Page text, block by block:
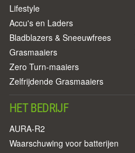
Lifestyle
Accu's en Laders
Bladblazers & Sneeuwfrees
Grasmaaiers
Zero Turn-maaiers
Zelfrijdende Grasmaaiers
HET BEDRIJF
AURA-R2
Waarschuwing voor batterijen